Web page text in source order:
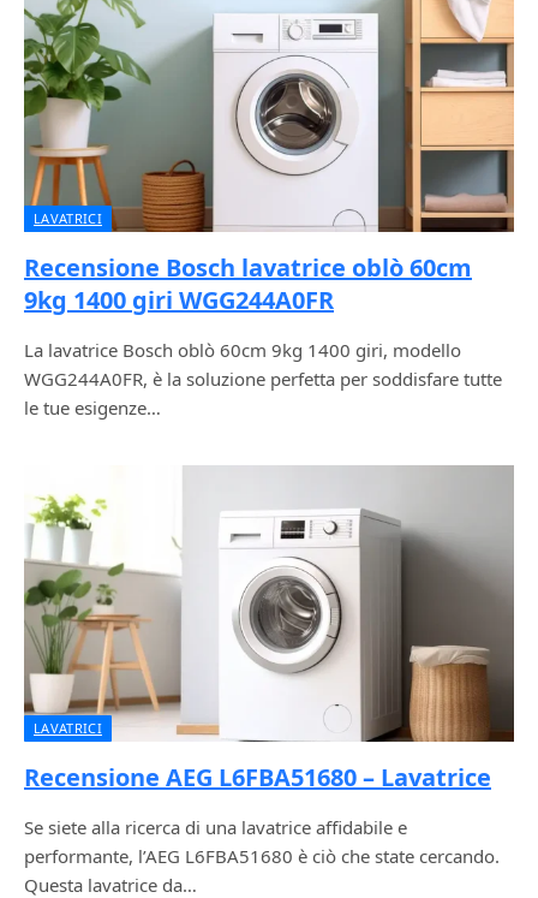
LAVATRICI
Recensione Bosch lavatrice oblò 60cm
9kg 1400 giri WGG244A0FR
La lavatrice Bosch oblò 60cm 9kg 1400 giri, modello
WGG244A0FR, è la soluzione perfetta per soddisfare tutte
le tue esigenze…
LAVATRICI
Recensione AEG L6FBA51680 – Lavatrice
Se siete alla ricerca di una lavatrice affidabile e
performante, l’AEG L6FBA51680 è ciò che state cercando.
Questa lavatrice da…